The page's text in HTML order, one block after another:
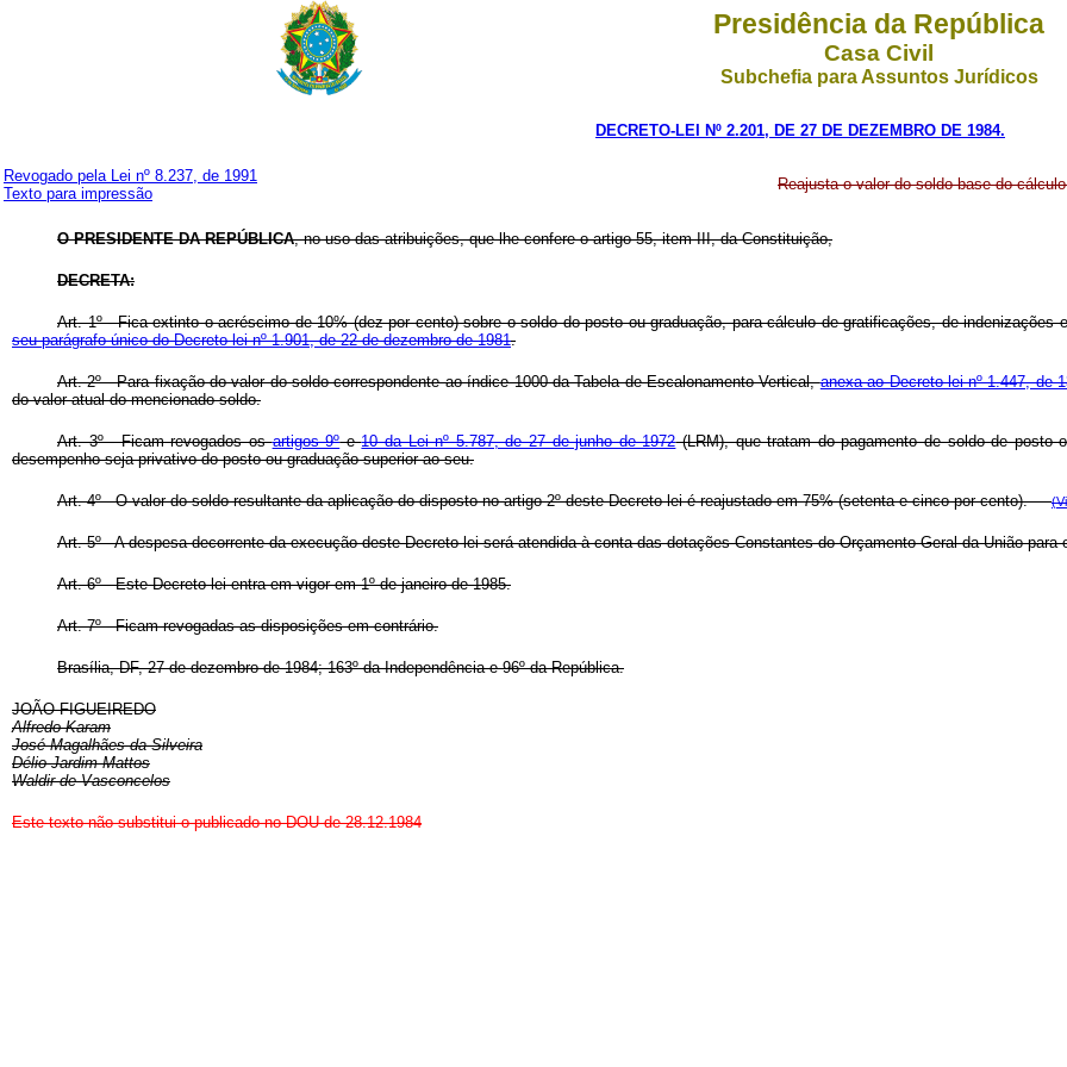
Presidência da República
Casa Civil
Subchefia para Assuntos Jurídicos
DECRETO-LEI Nº 2.201, DE 27 DE DEZEMBRO DE 1984.
Revogado pela Lei nº 8.237, de 1991
Texto para impressão
Reajusta o valor do soldo base do
O PRESIDENTE DA REPÚBLICA, no uso das atribuições, que lhe confere o artigo 55, item III, da Constituição,
DECRETA:
Art. 1º - Fica extinto o acréscimo de 10% (dez por cento) sobre o soldo do posto ou graduação, para cálculo de gratificações, de
seu parágrafo único do Decreto-lei nº 1.901, de 22 de dezembro de 1981.
Art. 2º - Para fixação do valor do soldo correspondente ao índice 1000 da Tabela de Escalonamento Vertical,anexa ao Decreto-lei nº 1.447, de
do valor atual do mencionado soldo.
Art. 3º - Ficam revogados osartigos 9ºe10 da Lei nº 5.787, de 27 de junho de 1972(LRM), que tratam do pagamento de soldo de posto
desempenho seja privativo do posto ou graduação superior ao seu.
Art. 4º - O valor do soldo resultante da aplicação do disposto no artigo 2º deste Decreto-lei é reajustado em 75% (setenta e cinco por cento).
Art. 5º - A despesa decorrente da execução deste Decreto-lei será atendida à conta das dotações Constantes do Orçamento Geral da União para
Art. 6º - Este Decreto-lei entra em vigor em 1º de janeiro de 1985.
Art. 7º - Ficam revogadas as disposições em contrário.
Brasília, DF, 27 de dezembro de 1984; 163º da Independência e 96º da República.
JOÃO FIGUEIREDO
Alfredo Karam
José Magalhães da Silveira
Délio Jardim Mattos
Waldir de Vasconcelos
Este texto não substitui o publicado no DOU de 28.12.1984